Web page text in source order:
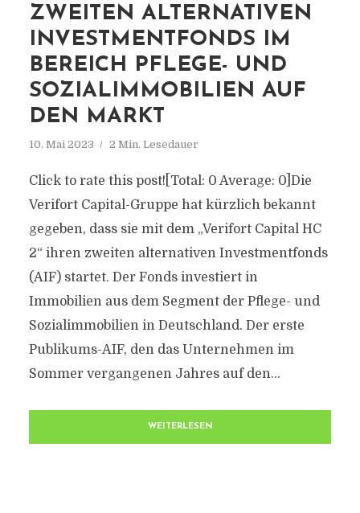
ZWEITEN ALTERNATIVEN
INVESTMENTFONDS IM
BEREICH PFLEGE- UND
SOZIALIMMOBILIEN AUF
DEN MARKT
10. Mai 2023 2 Min. Lesedauer
Click to rate this post![Total: 0 Average: 0]Die
Verifort Capital-Gruppe hat kürzlich bekannt
gegeben, dass sie mit dem „Verifort Capital HC
2“ ihren zweiten alternativen Investmentfonds
(AIF) startet. Der Fonds investiert in
Immobilien aus dem Segment der Pflege- und
Sozialimmobilien in Deutschland. Der erste
Publikums-AIF, den das Unternehmen im
Sommer vergangenen Jahres auf den...
WEITERLESEN